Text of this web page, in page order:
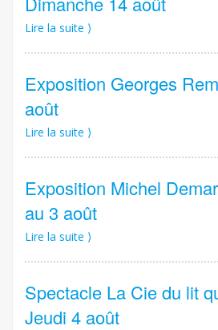
Lire la suite ⟩
Exposition Georges
août
Lire la suite ⟩
Exposition Michel
au 3 août
Lire la suite ⟩
Spectacle La Cie du lit
Jeudi 4 août